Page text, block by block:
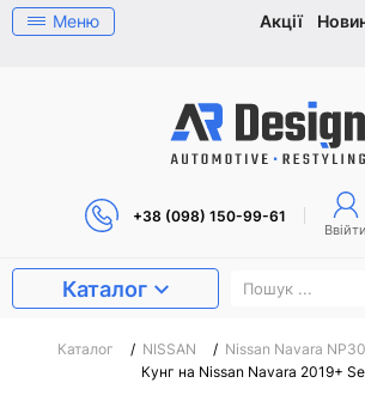
Меню Акції
+38 (098) 150-99-61
Ввійти
Каталог
Каталог / NISSAN / Nissan Navara
Кунг на Nissan Navara 2019+